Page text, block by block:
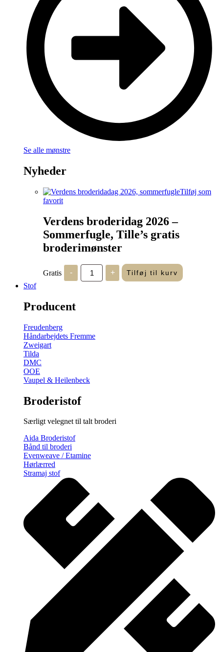
Se alle mønstre
Nyheder
Tilføj som
favorit
Verdens broderidag 2026 –
Sommerfugle, Tille’s gratis
broderimønster
Gratis -
Verdens
broderidag
2026
+ Tilføj til kurv
Stof
Producent
Freudenberg
Håndarbejdets Fremme
Zweigart
Tilda
DMC
OOE
Vaupel & Heilenbeck
Broderistof
Særligt velegnet til talt broderi
Aida Broderistof
Bånd til broderi
Evenweave / Etamine
Hørlærred
Stramaj stof